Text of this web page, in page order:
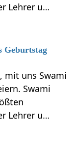
Lehrer u…
Geburtstag
mit uns Swami
Swami
Lehrer u…